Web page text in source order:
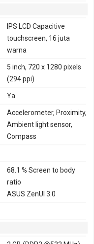
IPS LCD Capacitive
touchscreen, 16 juta
warna
5 inch, 720 x 1280 pixels
(294 ppi)
Ya
Accelerometer, Proximity,
Ambient light sensor,
Compass
68.1 % Screen to body
ratio
ASUS ZenUI 3.0